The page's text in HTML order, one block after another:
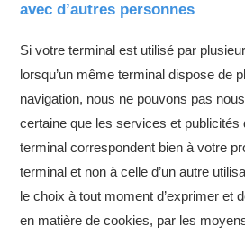
avec d’autres personnes
Si votre terminal est utilisé par
lorsqu’un même terminal dispose de
navigation, nous ne pouvons pas
certaine que les services et publicités
terminal correspondent bien à votre
terminal et non à celle d’un autre
le choix à tout moment d’exprimer et
en matière de cookies, par les